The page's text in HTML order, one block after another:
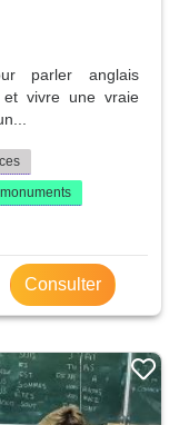
parler anglais
et vivre une vraie
Consulter